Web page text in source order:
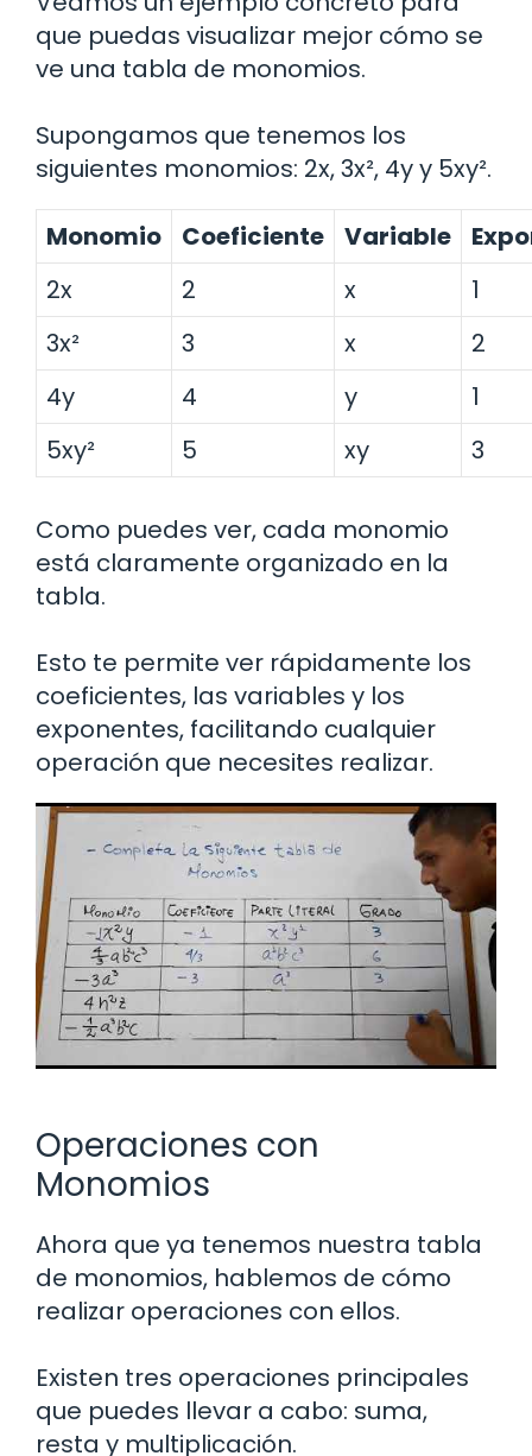
que puedas visualizar mejor cómo se
ve una tabla de monomios.
Supongamos que tenemos los
siguientes monomios: 2x, 3x², 4y y 5xy².
Monomio Coeficiente Variable
2x
2 x
1
3x²
3 x
2
4y
4 y
1
5xy²
5 xy 3
Como puedes ver, cada monomio
está claramente organizado en la
tabla.
Esto te permite ver rápidamente los
coeficientes, las variables y los
exponentes, facilitando cualquier
operación que necesites realizar.
Operaciones con
Monomios
Ahora que ya tenemos nuestra tabla
de monomios, hablemos de cómo
realizar operaciones con ellos.
Existen tres operaciones principales
que puedes llevar a cabo: suma,
resta y multiplicación.